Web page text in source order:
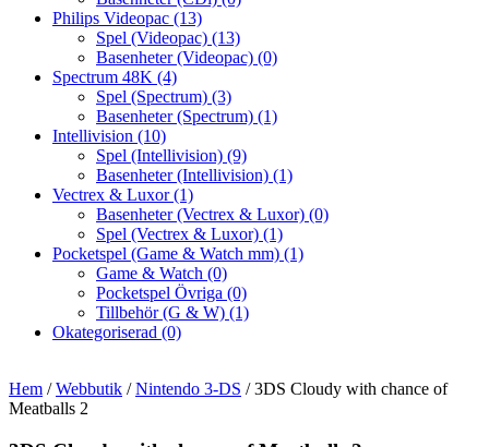
Philips Videopac (13)
Spel (Videopac) (13)
Basenheter (Videopac) (0)
Spectrum 48K (4)
Spel (Spectrum) (3)
Basenheter (Spectrum) (1)
Intellivision (10)
Spel (Intellivision) (9)
Basenheter (Intellivision) (1)
Vectrex & Luxor(1)
Basenheter (Vectrex & Luxor) (0)
Spel (Vectrex & Luxor) (1)
Pocketspel (Game & Watch mm) (1)
Game & Watch (0)
Pocketspel Övriga (0)
Tillbehör (G & W) (1)
Okategoriserad (0)
Hem /Webbutik /Nintendo 3-DS / 3DS Cloudy with chance of
Meatballs 2